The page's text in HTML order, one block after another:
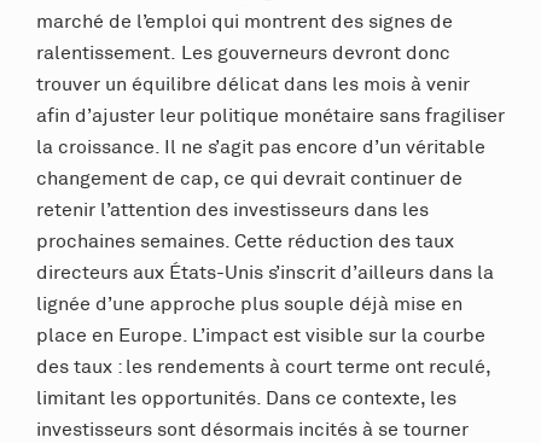
marché de l’emploi qui montrent des signes de
ralentissement. Les gouverneurs devront donc
trouver un équilibre délicat dans les mois à venir
afin d’ajuster leur politique monétaire sans fragiliser
la croissance. Il ne s’agit pas encore d’un véritable
changement de cap, ce qui devrait continuer de
retenir l’attention des investisseurs dans les
prochaines semaines. Cette réduction des taux
directeurs aux États-Unis s’inscrit d’ailleurs dans la
lignée d’une approche plus souple déjà mise en
place en Europe. L’impact est visible sur la courbe
des taux : les rendements à court terme ont reculé,
limitant les opportunités. Dans ce contexte, les
investisseurs sont désormais incités à se tourner